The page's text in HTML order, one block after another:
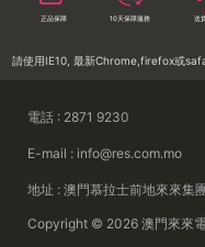
正品保障 10天保障服務 送
請使用IE10, 最新Chrome,firefox或
電話 : 2871 9230
E-mail : info@res.com.mo
地址 : 澳門慕拉士前地來來集
Copyright © 2026 澳門來來